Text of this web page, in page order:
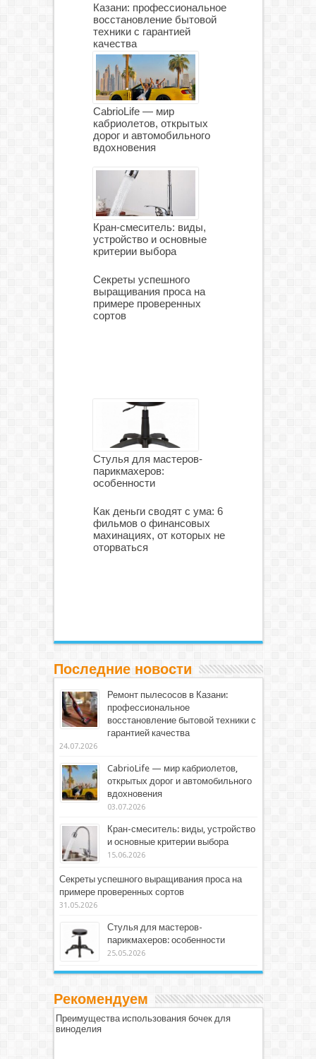
Казани: профессиональное
восстановление бытовой
техники с гарантией
качества
CabrioLife — мир
кабриолетов, открытых
дорог и автомобильного
вдохновения
Кран-смеситель: виды,
устройство и основные
критерии выбора
Секреты успешного
выращивания проса на
примере проверенных
сортов
Стулья для мастеров-
парикмахеров:
особенности
Как деньги сводят с ума: 6
фильмов о финансовых
махинациях, от которых не
оторваться
Последние новости
Ремонт пылесосов в Казани:
профессиональное
восстановление бытовой техники с
гарантией качества
24.07.2026
CabrioLife — мир кабриолетов,
открытых дорог и автомобильного
вдохновения
03.07.2026
Кран-смеситель: виды, устройство
и основные критерии выбора
15.06.2026
Секреты успешного выращивания проса на
примере проверенных сортов
31.05.2026
Стулья для мастеров-
парикмахеров: особенности
25.05.2026
Рекомендуем
Преимущества использования бочек для
виноделия